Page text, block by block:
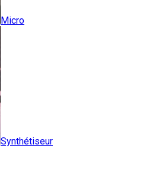
Micro
Synthétiseur